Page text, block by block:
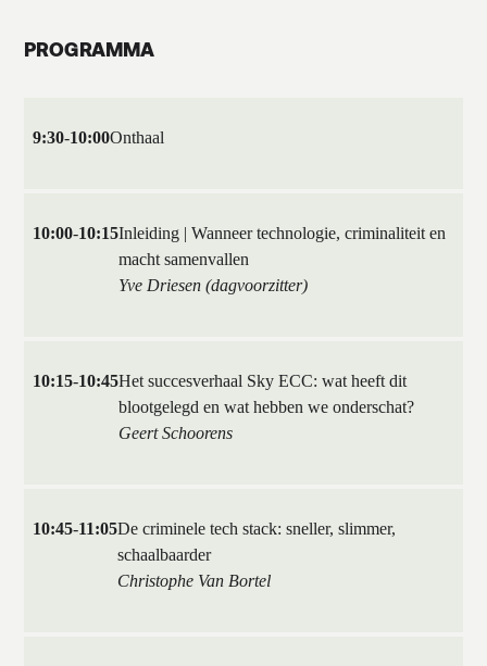
PROGRAMMA
9:30-10:00Onthaal
10:00-10:15Inleiding | Wanneer technologie, criminaliteit en
macht samenvallen
Yve Driesen (dagvoorzitter)
10:15-10:45Het succesverhaal Sky ECC: wat heeft dit
blootgelegd en wat hebben we onderschat?
Geert Schoorens
10:45-11:05De criminele tech stack: sneller, slimmer,
schaalbaarder
Christophe Van Bortel